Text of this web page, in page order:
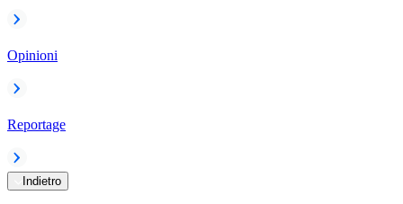
Opinioni
Reportage
Indietro